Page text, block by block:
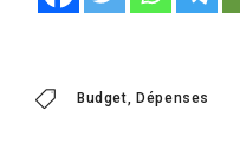
Budget Dépenses